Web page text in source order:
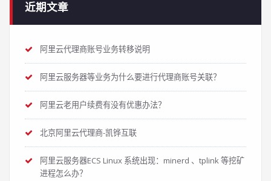
近期文章
阿里云代理商账号业务转移说明
阿里云服务器等业务为什么要进行代理商账号关联？
阿里云老用户续费有没有优惠办法？
北京阿里云代理商-凯铧互联
阿里云服务器ECS Linux 系统出现：minerd 、tplink 等挖矿
进程怎么办？